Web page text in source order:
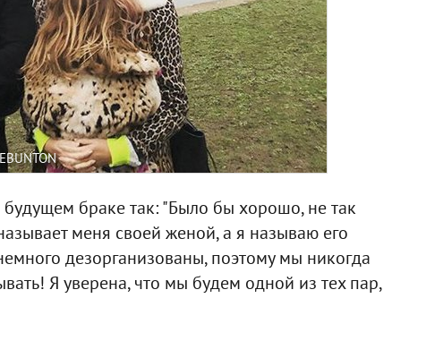
будущем браке так: "Было бы хорошо, не так
меня своей женой, а я называю его
дезорганизованы, поэтому мы никогда
Я уверена, что мы будем одной из тех пар,